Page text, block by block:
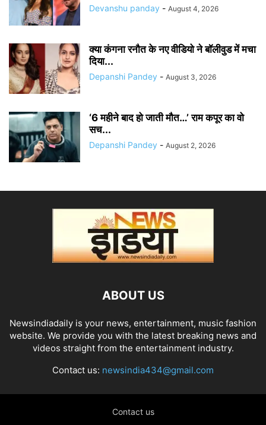
Devanshu panday - August 4, 2026
क्या कंगना रनौत के नए वीडियो ने बॉलीवुड में मचा
दिया...
Depanshi Pandey - August 3, 2026
‘6 महीने बाद हो जाती मौत…’ राम कपूर का वो
सच...
Depanshi Pandey - August 2, 2026
ABOUT US
Newsindiadaily is your news, entertainment, music fashion
website. We provide you with the latest breaking news and
videos straight from the entertainment industry.
Contact us: newsindia434@gmail.com
Contact us